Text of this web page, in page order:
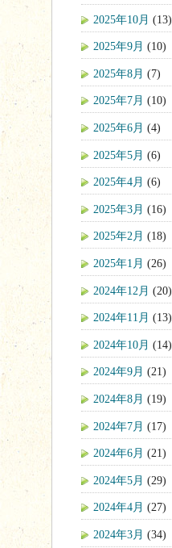
2025年10月 (13)
2025年9月 (10)
2025年8月 (7)
2025年7月 (10)
2025年6月 (4)
2025年5月 (6)
2025年4月 (6)
2025年3月 (16)
2025年2月 (18)
2025年1月 (26)
2024年12月 (20)
2024年11月 (13)
2024年10月 (14)
2024年9月 (21)
2024年8月 (19)
2024年7月 (17)
2024年6月 (21)
2024年5月 (29)
2024年4月 (27)
2024年3月 (34)